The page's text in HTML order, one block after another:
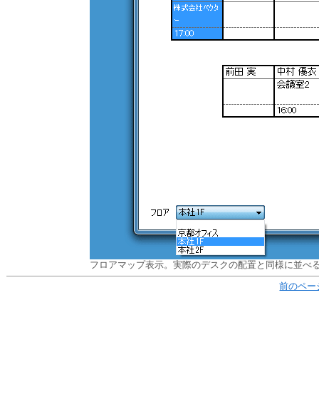
フロアマップ表示。実際のデスクの配置と同様に並
前のペー